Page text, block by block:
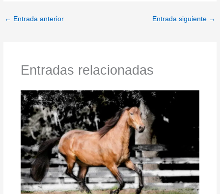
← Entrada anterior Entrada siguiente →
Entradas relacionadas